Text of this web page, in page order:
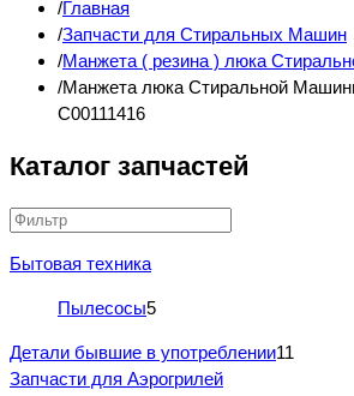
Главная
Запчасти для Стиральных Машин
Манжета ( резина ) люка
Манжета люка Стиральной
C00111416
Каталог запчастей
Бытовая техника
Пылесосы5
Детали бывшие в употреблении11
Запчасти для Аэрогрилей